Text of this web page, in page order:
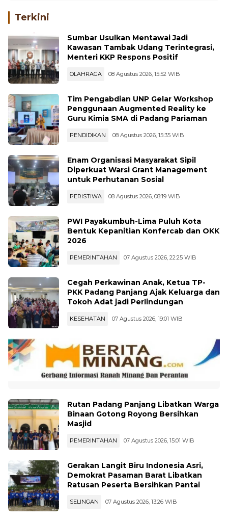
Terkini
Sumbar Usulkan Mentawai Jadi
Kawasan Tambak Udang Terintegrasi,
Menteri KKP Respons Positif
OLAHRAGA 08 Agustus 2026, 15:52 WIB
Tim Pengabdian UNP Gelar Workshop
Penggunaan Augmented Reality ke
Guru Kimia SMA di Padang Pariaman
PENDIDIKAN 08 Agustus 2026, 15:35 WIB
Enam Organisasi Masyarakat Sipil
Diperkuat Warsi Grant Management
untuk Perhutanan Sosial
PERISTIWA 08 Agustus 2026, 08:19 WIB
PWI Payakumbuh-Lima Puluh Kota
Bentuk Kepanitian Konfercab dan OKK
2026
PEMERINTAHAN 07 Agustus 2026, 22:25 WIB
Cegah Perkawinan Anak, Ketua TP-
PKK Padang Panjang Ajak Keluarga dan
Tokoh Adat jadi Perlindungan
KESEHATAN 07 Agustus 2026, 19:01 WIB
Rutan Padang Panjang Libatkan Warga
Binaan Gotong Royong Bersihkan
Masjid
PEMERINTAHAN 07 Agustus 2026, 15:01 WIB
Gerakan Langit Biru Indonesia Asri,
Demokrat Pasaman Barat Libatkan
Ratusan Peserta Bersihkan Pantai
SELINGAN 07 Agustus 2026, 13:26 WIB